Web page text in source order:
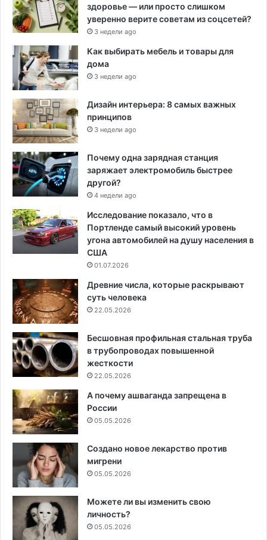
здоровье — или просто слишком
уверенно верите советам из соцсетей?
3 недели ago
Как выбирать мебель и товары для
дома
3 недели ago
Дизайн интерьера: 8 самых важных
принципов
3 недели ago
Почему одна зарядная станция
заряжает электромобиль быстрее
другой?
4 недели ago
Исследование показало, что в
Портленде самый высокий уровень
угона автомобилей на душу населения в
США
01.07.2026
Древние числа, которые раскрывают
суть человека
22.05.2026
Бесшовная профильная стальная труба
в трубопроводах повышенной
жесткости
22.05.2026
А почему ашваганда запрещена в
России
05.05.2026
Создано новое лекарство против
мигрени
05.05.2026
Можете ли вы изменить свою
личность?
05.05.2026